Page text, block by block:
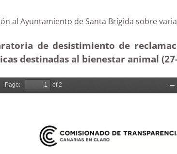
al Ayuntamiento de Santa Brígida
de desistimiento de
destinadas al bienestar animal